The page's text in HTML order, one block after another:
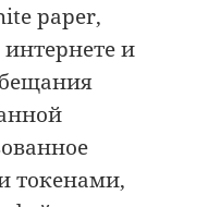
paper,
и
токенами,